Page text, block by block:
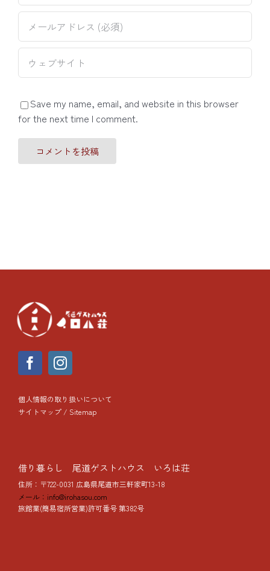
Save my name, email, and website in this browser
for the next time I comment.
個人情報の取り扱いについて
サイトマップ / Sitemap
借り暮らし 尾道ゲストハウス いろは荘
住所：〒722-0031 広島県尾道市三軒家町13-18
メール：info@irohasou.com
旅館業(簡易宿所営業)許可番号 第382号